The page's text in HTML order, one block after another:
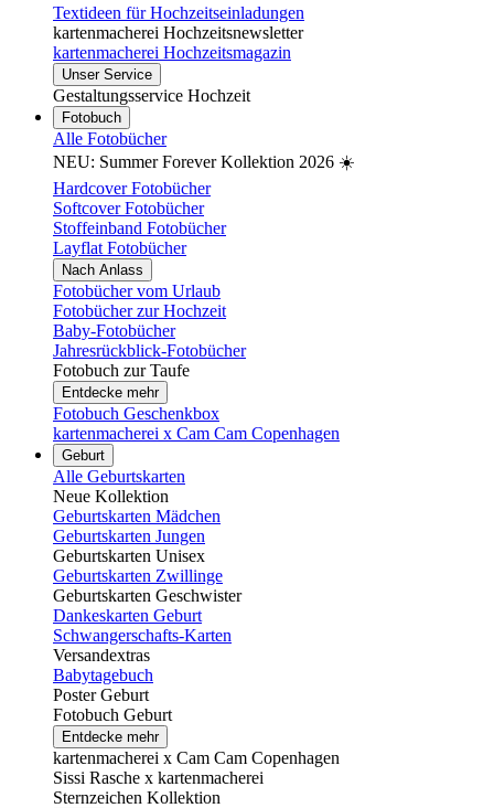
Textideen für Hochzeitseinladungen
kartenmacherei Hochzeitsnewsletter
kartenmacherei Hochzeitsmagazin
Unser Service
Gestaltungsservice Hochzeit
Fotobuch
Alle Fotobücher
NEU: Summer Forever Kollektion 2026 ☀️
Hardcover Fotobücher
Softcover Fotobücher
Stoffeinband Fotobücher
Layflat Fotobücher
Nach Anlass
Fotobücher vom Urlaub
Fotobücher zur Hochzeit
Baby-Fotobücher
Jahresrückblick-Fotobücher
Fotobuch zur Taufe
Entdecke mehr
Fotobuch Geschenkbox
kartenmacherei x Cam Cam Copenhagen
Geburt
Alle Geburtskarten
Neue Kollektion
Geburtskarten Mädchen
Geburtskarten Jungen
Geburtskarten Unisex
Geburtskarten Zwillinge
Geburtskarten Geschwister
Dankeskarten Geburt
Schwangerschafts-Karten
Versandextras
Babytagebuch
Poster Geburt
Fotobuch Geburt
Entdecke mehr
kartenmacherei x Cam Cam Copenhagen
Sissi Rasche x kartenmacherei
Sternzeichen Kollektion